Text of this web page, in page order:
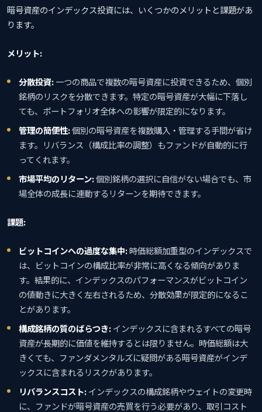
暗号資産のインデックス投資には、いくつかのメリットと課題があ
ります。
メリット:
分散投資:一つの商品で複数の暗号資産に投資できるため、個別
銘柄のリスクを分散できます。特定の暗号資産が大幅に下落し
ても、ポートフォリオ全体への影響が限定的になります。
管理の簡便性:個別の暗号資産を複数購入・管理する手間が省け
ます。リバランス（構成比率の調整）もファンドが自動的に行
ってくれます。
市場平均のリターン:個別銘柄の選択に自信がない場合でも、市
場全体の成長に連動するリターンを期待できます。
課題:
ビットコインへの過度な集中:時価総額加重型のインデックスで
は、ビットコインの構成比率が非常に高くなる傾向がありま
す。結果的に、インデックスのパフォーマンスがビットコイン
の値動きに大きく左右されるため、分散効果が限定的になるこ
とがあります。
構成銘柄の質のばらつき:インデックスに含まれるすべての暗号
資産が長期的に価値を維持するとは限りません。時価総額は大
きくても、ファンダメンタルズに疑問がある暗号資産がインデ
ックスに含まれるリスクがあります。
リバランスコスト:インデックスの構成銘柄やウェイトの変更時
に、ファンドが暗号資産の売買を行う必要があり、取引コスト